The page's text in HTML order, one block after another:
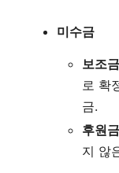
미수금
보조
로 확
금.
후원
지 않